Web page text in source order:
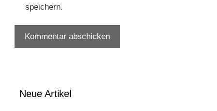
speichern.
Neue Artikel